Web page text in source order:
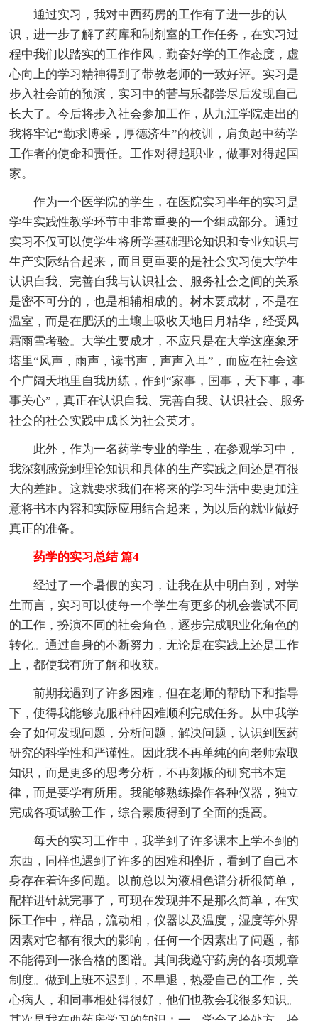
通过实习，我对中西药房的工作有了进一步的认
识，进一步了解了药库和制剂室的工作任务，在实习过
程中我们以踏实的工作作风，勤奋好学的工作态度，虚
心向上的学习精神得到了带教老师的一致好评。实习是
步入社会前的预演，实习中的苦与乐都尝尽后发现自己
长大了。今后将步入社会参加工作，从九江学院走出的
我将牢记“勤求博采，厚德济生”的校训，肩负起中药学
工作者的使命和责任。工作对得起职业，做事对得起国
家。
作为一个医学院的学生，在医院实习半年的实习是
学生实践性教学环节中非常重要的一个组成部分。通过
实习不仅可以使学生将所学基础理论知识和专业知识与
生产实际结合起来，而且更重要的是社会实习使大学生
认识自我、完善自我与认识社会、服务社会之间的关系
是密不可分的，也是相辅相成的。树木要成材，不是在
温室，而是在肥沃的土壤上吸收天地日月精华，经受风
霜雨雪考验。大学生要成才，不应只是在大学这座象牙
塔里“风声，雨声，读书声，声声入耳”，而应在社会这
个广阔天地里自我历练，作到“家事，国事，天下事，事
事关心”，真正在认识自我、完善自我、认识社会、服务
社会的社会实践中成长为社会英才。
此外，作为一名药学专业的学生，在参观学习中，
我深刻感觉到理论知识和具体的生产实践之间还是有很
大的差距。这就要求我们在将来的学习生活中要更加注
意将书本内容和实际应用结合起来，为以后的就业做好
真正的准备。
药学的实习总结 篇4
经过了一个暑假的实习，让我在从中明白到，对学
生而言，实习可以使每一个学生有更多的机会尝试不同
的工作，扮演不同的社会角色，逐步完成职业化角色的
转化。通过自身的不断努力，无论是在实践上还是工作
上，都使我有所了解和收获。
前期我遇到了许多困难，但在老师的帮助下和指导
下，使得我能够克服种种困难顺利完成任务。从中我学
会了如何发现问题，分析问题，解决问题，认识到医药
研究的科学性和严谨性。因此我不再单纯的向老师索取
知识，而是更多的思考分析，不再刻板的研究书本定
律，而是要学有所用。我能够熟练操作各种仪器，独立
完成各项试验工作，综合素质得到了全面的提高。
每天的实习工作中，我学到了许多课本上学不到的
东西，同样也遇到了许多的困难和挫折，看到了自己本
身存在着许多问题。以前总以为液相色谱分析很简单，
配样进针就完事了，可现在发现并不是那么简单，在实
际工作中，样品，流动相，仪器以及温度，湿度等外界
因素对它都有很大的影响，任何一个因素出了问题，都
不能得到一张合格的图谱。其间我遵守药房的各项规章
制度。做到上班不迟到，不早退，热爱自己的工作，关
心病人，和同事相处得很好，他们也教会我很多知识。